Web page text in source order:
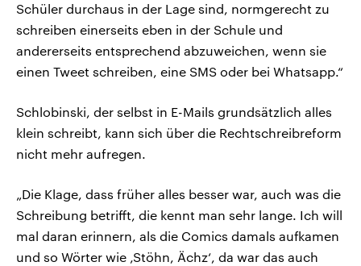
Schüler durchaus in der Lage sind, normgerecht zu
schreiben einerseits eben in der Schule und
andererseits entsprechend abzuweichen, wenn sie
einen Tweet schreiben, eine SMS oder bei Whatsapp.“
Schlobinski, der selbst in E-Mails grundsätzlich alles
klein schreibt, kann sich über die Rechtschreibreform
nicht mehr aufregen.
„Die Klage, dass früher alles besser war, auch was die
Schreibung betrifft, die kennt man sehr lange. Ich will
mal daran erinnern, als die Comics damals aufkamen
und so Wörter wie ‚Stöhn, Ächz‘, da war das auch